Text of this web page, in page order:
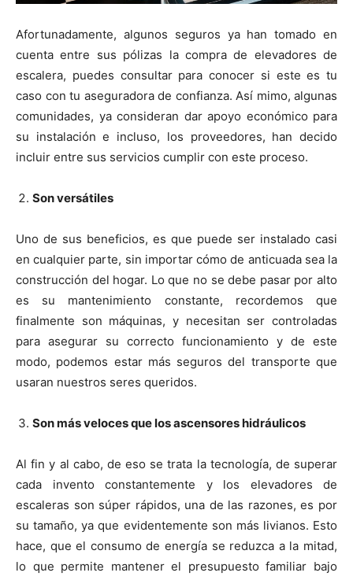
Afortunadamente, algunos seguros ya han tomado en
cuenta entre sus pólizas la compra de elevadores de
escalera, puedes consultar para conocer si este es tu
caso con tu aseguradora de confianza. Así mimo, algunas
comunidades, ya consideran dar apoyo económico para
su instalación e incluso, los proveedores, han decido
incluir entre sus servicios cumplir con este proceso.
Son versátiles
Uno de sus beneficios, es que puede ser instalado casi
en cualquier parte, sin importar cómo de anticuada sea la
construcción del hogar. Lo que no se debe pasar por alto
es su mantenimiento constante, recordemos que
finalmente son máquinas, y necesitan ser controladas
para asegurar su correcto funcionamiento y de este
modo, podemos estar más seguros del transporte que
usaran nuestros seres queridos.
Son más veloces que los ascensores hidráulicos
Al fin y al cabo, de eso se trata la tecnología, de superar
cada invento constantemente y los elevadores de
escaleras son súper rápidos, una de las razones, es por
su tamaño, ya que evidentemente son más livianos. Esto
hace, que el consumo de energía se reduzca a la mitad,
lo que permite mantener el presupuesto familiar bajo